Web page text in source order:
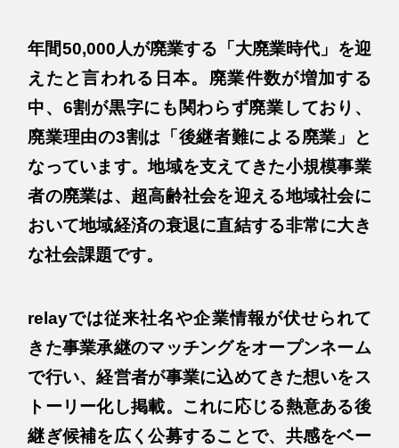
年間50,000人が廃業する「大廃業時代」を迎
えたと言われる日本。廃業件数が増加する
中、6割が黒字にも関わらず廃業しており、
廃業理由の3割は「後継者難による廃業」と
なっています。地域を支えてきた小規模事業
者の廃業は、超高齢社会を迎える地域社会に
おいて地域経済の衰退に直結する非常に大き
な社会課題です。
relayでは従来社名や企業情報が伏せられて
きた事業承継のマッチングをオープンネーム
で行い、経営者が事業に込めてきた想いをス
トーリー化し掲載。これに応じる熱意ある後
継ぎ候補を広く公募することで、共感をベー